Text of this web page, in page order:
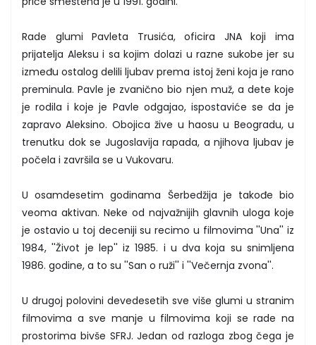
Rade glumi Pavleta Trusića, oficira JNA koji ima
prijatelja Aleksu i sa kojim dolazi u razne sukobe jer su
između ostalog delili ljubav prema istoj ženi koja je rano
preminula. Pavle je zvanično bio njen muž, a dete koje
je rodila i koje je Pavle odgajao, ispostaviće se da je
zapravo Aleksino. Obojica žive u haosu u Beogradu, u
trenutku dok se Jugoslavija rapada, a njihova ljubav je
počela i završila se u Vukovaru.
U osamdesetim godinama Šerbedžija je takođe bio
veoma aktivan. Neke od najvažnijih glavnih uloga koje
je ostavio u toj deceniji su recimo u filmovima ''Una'' iz
1984, ''Život je lep'' iz 1985. i u dva koja su snimljena
1986. godine, a to su ''San o ruži'' i ''Večernja zvona''.
U drugoj polovini devedesetih sve više glumi u stranim
filmovima a sve manje u filmovima koji se rade na
prostorima bivše SFRJ. Jedan od razloga zbog čega je